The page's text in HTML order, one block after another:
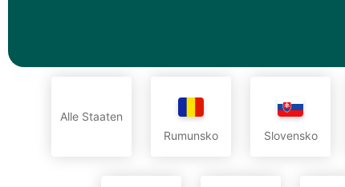
Alle Staaten
Rumunsko
Slovensko